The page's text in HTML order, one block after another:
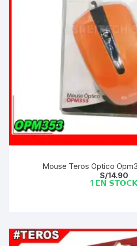
Mouse Teros Optico
S/14.90
1 𝗘𝗡